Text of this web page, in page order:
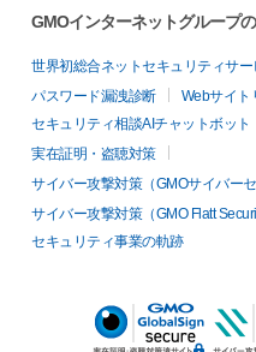
GMOインターネットグループ
世界初総合ネットセキュリティサー
パスワード漏洩診断
Webサイト
セキュリティ相談AIチャットボット
実在証明・盗聴対策
サイバー攻撃対策（GMOサイバー
サイバー攻撃対策（GMO Flatt
セキュリティ事業の軌跡